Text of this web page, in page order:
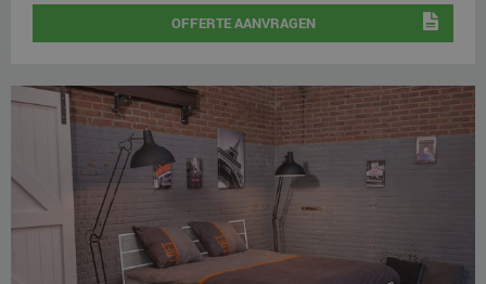
OFFERTE AANVRAGEN